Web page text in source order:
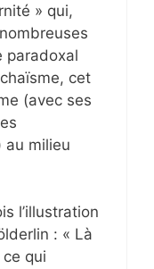
» qui,
paradoxal
cet
(avec ses
au milieu
l’illustration
: « Là
qui